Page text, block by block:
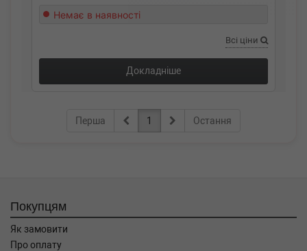
Немає в наявності
Всі ціни
Докладніше
Перша 1 Остання
Покупцям
Як замовити
Про оплату